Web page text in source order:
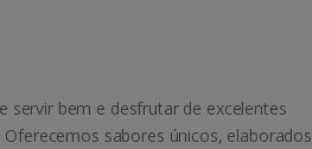
servir bem e desfrutar de excelentes
sabores únicos, elaborados